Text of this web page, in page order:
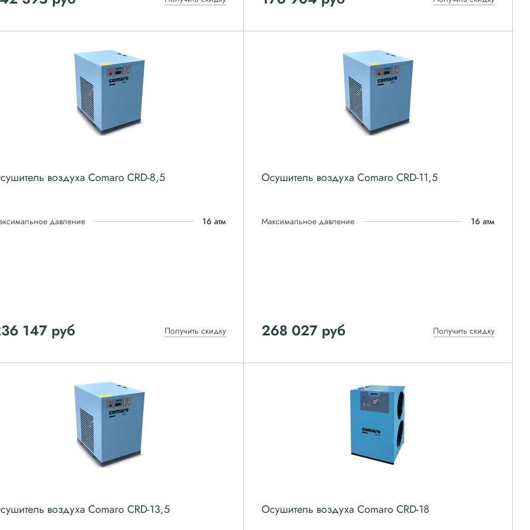
воздуха Comaro CRD-8,5
давление 16 атм
147 руб Получить скидку
Осушитель воздуха Comaro CRD-11,5
Максимальное давление 16 атм
268 027руб Получить скидку
воздуха Comaro CRD-13,5 Осушитель воздуха Comaro CRD-18